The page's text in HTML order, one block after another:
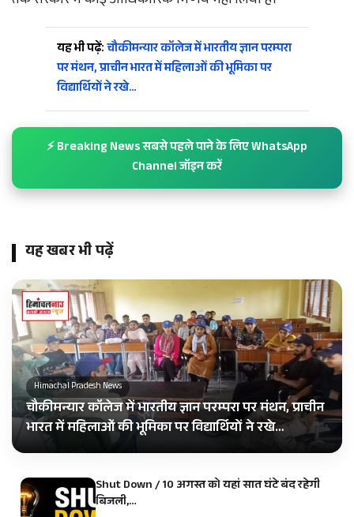
यह भी पढ़ें:चौकीमन्यार कॉलेज में भारतीय ज्ञान परम्परा
पर मंथन, प्राचीन भारत में महिलाओं की भूमिका पर
विद्यार्थियों ने रखे…
⚡ Breaking News सबसे पहले पाने के लिए WhatsApp
Channel जॉइन करें
यह खबर भी पढ़ें
Himachal Pradesh News
चौकीमन्यार कॉलेज में भारतीय ज्ञान परम्परा पर मंथन, प्राचीन
भारत में महिलाओं की भूमिका पर विद्यार्थियों ने रखे…
Shut Down / 10 अगस्त को यहां सात घंटे बंद रहेगी
बिजली,…